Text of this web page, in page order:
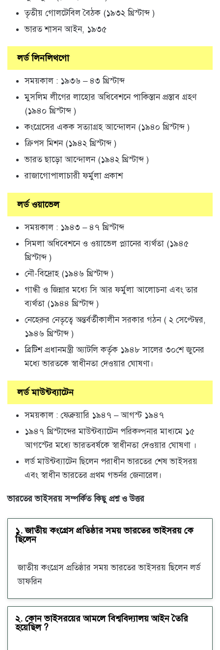
তৃতীয় গোলটেবিল বৈঠক (১৯৩২ খ্রিস্টাব্দ )
ভারত শাসন আইন, ১৯৩৫
লর্ড লিনলিথগো
সময়কাল : ১৯৩৬ – ৪৩ খ্রিস্টাব্দ
মুসলিম লীগের লাহোর অধিবেশনে পাকিস্তান প্রস্তাব গ্রহণ
(১৯৪০ খ্রিস্টাব্দ )
কংগ্রেসের একক সত্যাগ্রহ আন্দোলন (১৯৪০ খ্রিস্টাব্দ )
ক্রিপস মিশন (১৯৪২ খ্রিস্টাব্দ )
ভারত ছাড়ো আন্দোলন (১৯৪২ খ্রিস্টাব্দ )
রাজাগোপালাচারী ফর্মুলা প্রকাশ
লর্ড ওয়াভেল
সময়কাল : ১৯৪৩ – ৪৭ খ্রিস্টাব্দ
সিমলা অধিবেশনে ও ওয়াভেল প্ল্যানের ব্যর্থতা (১৯৪৫
খ্রিস্টাব্দ )
নৌ-বিদ্রোহ (১৯৪৬ খ্রিস্টাব্দ )
গান্ধী ও জিন্নার মধ্যে সি আর ফর্মুলা আলোচনা এবং তার
ব্যর্থতা (১৯৪৪ খ্রিস্টাব্দ )
নেহেরুর নেতৃত্বে অন্তর্বর্তীকালীন সরকার গঠন ( ২ সেপ্টেম্বর,
১৯৪৬ খ্রিস্টাব্দ )
ব্রিটিশ প্রধানমন্ত্রী অ্যাটলি কর্তৃক ১৯৪৮ সালের ৩০শে জুনের
মধ্যে ভারতকে স্বাধীনতা দেওয়ার ঘোষণা।
লর্ড মাউন্টব্যাটেন
সময়কাল : ফেব্রুয়ারি ১৯৪৭ – আগস্ট ১৯৪৭
১৯৪৭ খ্রিস্টাব্দের মাউন্টব্যাটেন পরিকল্পনার মাধ্যমে ১৫
আগস্টের মধ্যে ভারতবর্ষকে স্বাধীনতা দেওয়ার ঘোষণা ।
লর্ড মাউন্টব্যাটেন ছিলেন পরাধীন ভারতের শেষ ভাইসরয়
এবং স্বাধীন ভারতের প্রথম গভর্নর জেনারেল।
ভারতের ভাইসরয় সম্পর্কিত কিছু প্রশ্ন ও উত্তর
১. জাতীয় কংগ্রেস প্রতিষ্ঠার সময় ভারতের ভাইসরয় কে
ছিলেন
জাতীয় কংগ্রেস প্রতিষ্ঠার সময় ভারতের ভাইসরয় ছিলেন লর্ড
ডাফরিন
২. কোন ভাইসরয়ের আমলে বিশ্ববিদ্যালয় আইন তৈরি
হয়েছিল ?